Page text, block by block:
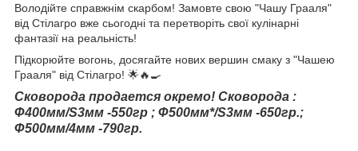
Володійте справжнім скарбом! Замовте свою "Чашу Грааля"
від Стілагро вже сьогодні та перетворіть свої кулінарні
фантазії на реальність!
Підкорюйте вогонь, досягайте нових вершин смаку з "Чашею
Грааля" від Стілагро! 🌟🔥🍳
Сковорода продается окремо! Сковорода :
Ф400мм/S3мм -550гр ; Ф500мм*/S3мм -650гр.;
Ф500мм/4мм -790гр.